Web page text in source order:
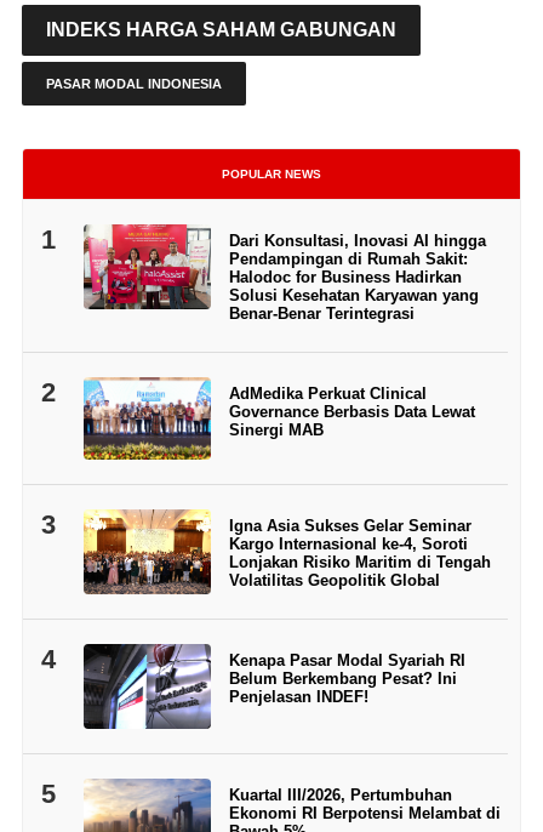
INDEKS HARGA SAHAM GABUNGAN
PASAR MODAL INDONESIA
POPULAR NEWS
1
Dari Konsultasi, Inovasi AI hingga
Pendampingan di Rumah Sakit:
Halodoc for Business Hadirkan
Solusi Kesehatan Karyawan yang
Benar-Benar Terintegrasi
2
AdMedika Perkuat Clinical
Governance Berbasis Data Lewat
Sinergi MAB
3
Igna Asia Sukses Gelar Seminar
Kargo Internasional ke-4, Soroti
Lonjakan Risiko Maritim di Tengah
Volatilitas Geopolitik Global
4
Kenapa Pasar Modal Syariah RI
Belum Berkembang Pesat? Ini
Penjelasan INDEF!
5
Kuartal III/2026, Pertumbuhan
Ekonomi RI Berpotensi Melambat di